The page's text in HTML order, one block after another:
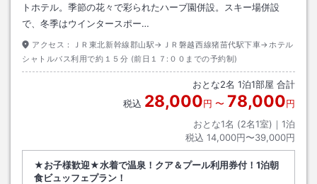
トホテル。季節の花々で彩られたハーブ園併設。スキー場併設
で、冬季はウインタースポー…
アクセス：
ＪＲ東北新幹線郡山駅→ＪＲ磐越西線猪苗代駅下車→ホテル
シャトルバス利用で約１５分 (前日１７:００までの予約制)
おとな2名 1泊1部屋 合計
税込 28,000円 〜 78,000円
おとな1名 (2名1室)｜ 1泊
税込 14,000円〜39,000円
★お子様歓迎★水着で温泉！クア＆プール利用券付！1泊朝
食ビュッフェプラン！